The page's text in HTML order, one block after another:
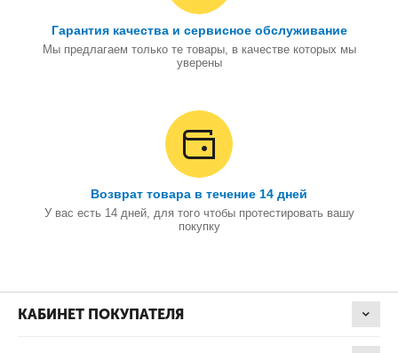
Гарантия качества и сервисное обслуживание
Мы предлагаем только те товары, в качестве которых мы
уверены
Возврат товара в течение 14 дней
У вас есть 14 дней, для того чтобы протестировать вашу
покупку
КАБИНЕТ ПОКУПАТЕЛЯ